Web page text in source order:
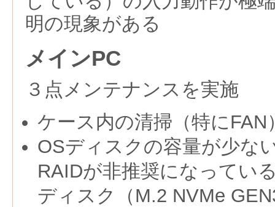
明の現象がある
メインPC
３点メンテナンスを実施
ケース内の清掃（特にFAN
OSディスクの容量が少な
RAIDが非推奨になってい
ディスク（M.2 NVMe